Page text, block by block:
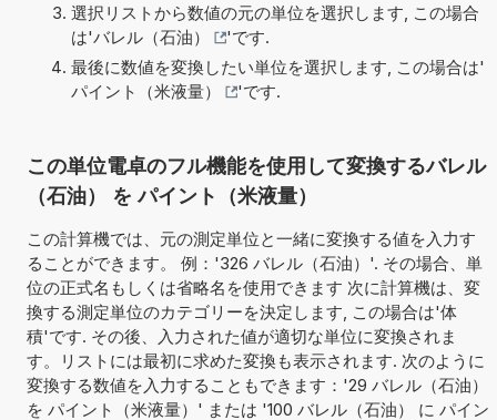
選択リストから数値の元の単位を選択します, この場合
は'バレル（石油）
'です.
最後に数値を変換したい単位を選択します, この場合は'
パイント（米液量）
'です.
この単位電卓のフル機能を使用して変換するバレル
（石油） を パイント（米液量）
この計算機では、元の測定単位と一緒に変換する値を入力す
ることができます。 例：'326 バレル（石油）'. その場合、単
位の正式名もしくは省略名を使用できます 次に計算機は、変
換する測定単位のカテゴリーを決定します, この場合は'体
積'です. その後、入力された値が適切な単位に変換されま
す。リストには最初に求めた変換も表示されます. 次のように
変換する数値を入力することもできます：'29 バレル（石油）
を パイント（米液量）' または '100 バレル（石油） に パイン